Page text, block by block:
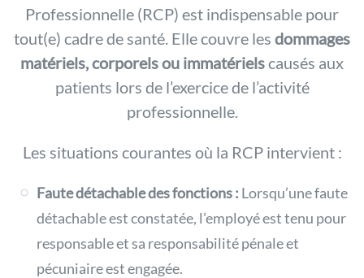
Professionnelle (RCP) est indispensable pour
tout(e) cadre de santé. Elle couvre les dommages
matériels, corporels ou immatérielscausés aux
patients lors de l’exercice de l’activité
professionnelle.
Les situations courantes où la RCP intervient :
Faute détachable des fonctions : Lorsqu’une faute
détachable est constatée, l’employé est tenu pour
responsable et sa responsabilité pénale et
pécuniaire est engagée.